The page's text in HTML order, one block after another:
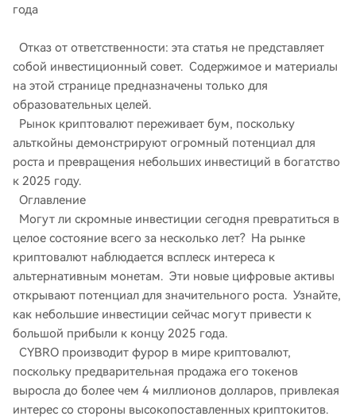
года
Отказ от ответственности: эта статья не представляет
собой инвестиционный совет. Содержимое и материалы
на этой странице предназначены только для
образовательных целей. ​​​
Рынок криптовалют переживает бум, поскольку
альткойны демонстрируют огромный потенциал для
роста и превращения небольших инвестиций в богатство
к 2025 году.
Оглавление
Могут ли скромные инвестиции сегодня превратиться в
целое состояние всего за несколько лет? На рынке
криптовалют наблюдается всплеск интереса к
альтернативным монетам. Эти новые цифровые активы
открывают потенциал для значительного роста. Узнайте,
как небольшие инвестиции сейчас могут привести к
большой прибыли к концу 2025 года.
CYBRO производит фурор в мире криптовалют,
поскольку предварительная продажа его токенов
выросла до более чем 4 миллионов долларов, привлекая
интерес со стороны высокопоставленных криптокитов.